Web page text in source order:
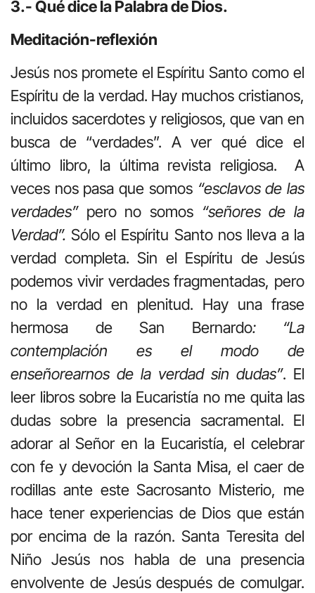
3.- Qué dice la Palabra de Dios.
Meditación-reflexión
Jesús nos promete el Espíritu Santo como el
Espíritu de la verdad. Hay muchos cristianos,
incluidos sacerdotes y religiosos, que van en
busca de “verdades”. A ver qué dice el
último libro, la última revista religiosa. A
veces nos pasa que somos “esclavos de las
verdades” pero no somos “señores de la
Verdad”. Sólo el Espíritu Santo nos lleva a la
verdad completa. Sin el Espíritu de Jesús
podemos vivir verdades fragmentadas, pero
no la verdad en plenitud. Hay una frase
hermosa de San Bernardo: “La
contemplación es el modo de
enseñorearnos de la verdad sin dudas”. El
leer libros sobre la Eucaristía no me quita las
dudas sobre la presencia sacramental. El
adorar al Señor en la Eucaristía, el celebrar
con fe y devoción la Santa Misa, el caer de
rodillas ante este Sacrosanto Misterio, me
hace tener experiencias de Dios que están
por encima de la razón. Santa Teresita del
Niño Jesús nos habla de una presencia
envolvente de Jesús después de comulgar.